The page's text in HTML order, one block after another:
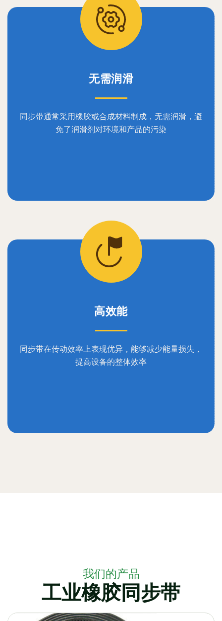
无需润滑
同步带通常采用橡胶或合成材料制成，无需润滑，避
免了润滑剂对环境和产品的污染
高效能
同步带在传动效率上表现优异，能够减少能量损失，
提高设备的整体效率
我们的产品
工业橡胶同步带